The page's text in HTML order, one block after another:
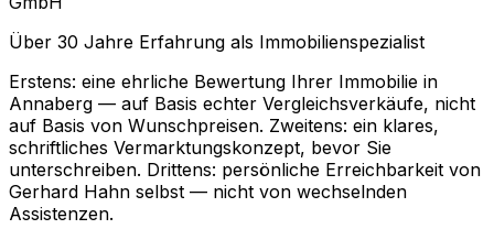
Über 30 Jahre Erfahrung als Immobilienspezialist
Erstens: eine ehrliche Bewertung Ihrer Immobilie in
Annaberg — auf Basis echter Vergleichsverkäufe, nicht
auf Basis von Wunschpreisen. Zweitens: ein klares,
schriftliches Vermarktungskonzept, bevor Sie
unterschreiben. Drittens: persönliche Erreichbarkeit von
Gerhard Hahn selbst — nicht von wechselnden
Assistenzen.